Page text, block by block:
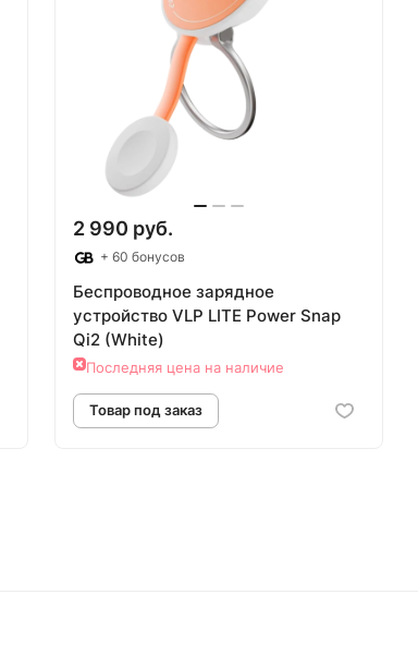
Товар под заказ
2 990 руб.
+ 60 бонусов
Беспроводное зарядное
устройствo VLP LITE Power Snap
Qi2 (White)
Последняя цена на наличие